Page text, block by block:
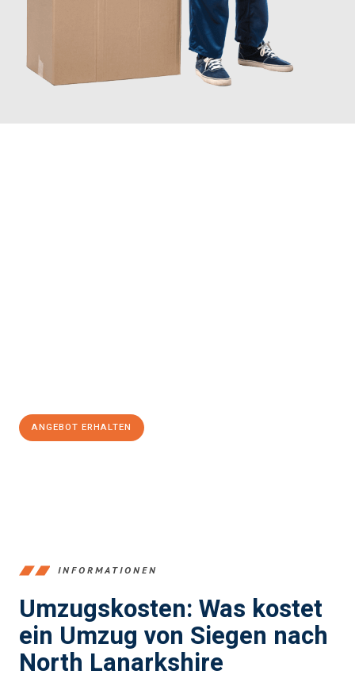
ANGEBOT ERHALTEN
INFORMATIONEN
Umzugskosten: Was kostet
ein Umzug von Siegen nach
North Lanarkshire